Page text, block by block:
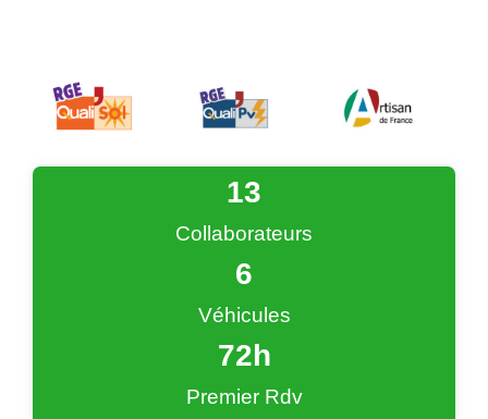
Collaborateurs
13
Véhicules
6
Premier Rdv
72h